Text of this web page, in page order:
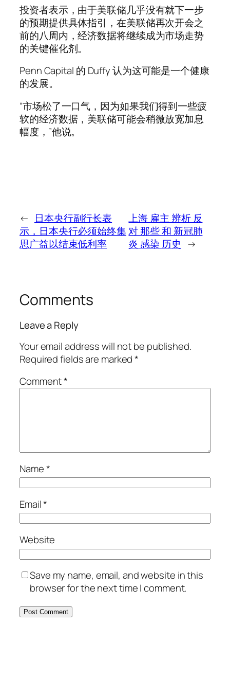
投资者表示，由于美联储几乎没有就下一步
的预期提供具体指引，在美联储再次开会之
前的八周内，经济数据将继续成为市场走势
的关键催化剂。
Penn Capital 的 Duffy 认为这可能是一个健康
的发展。
“市场松了一口气，因为如果我们得到一些疲
软的经济数据，美联储可能会稍微放宽加息
幅度，”他说。
←
日本央行副行长表
示，日本央行必须始终集
思广益以结束低利率
上海 雇主 辨析 反
对 那些 和 新冠肺
炎 感染 历史
→
Comments
Leave a Reply
Your email address will not be published.
Required fields are marked*
Comment*
Name*
Email*
Website
Save my name, email, and website in this
browser for the next time I comment.